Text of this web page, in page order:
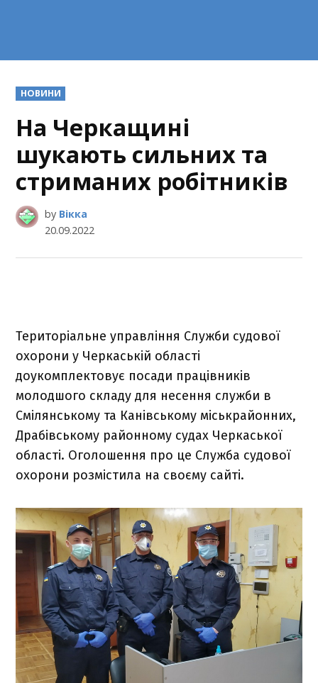
POSTED
IN
НОВИНИ
На Черкащині
шукають сильних та
стриманих робітників
by Вікка
20.09.2022
Територіальне управління Служби судової
охорони у Черкаській області
доукомплектовує посади працівників
молодшого складу для несення служби в
Смілянському та Канівському міськрайонних,
Драбівському районному судах Черкаської
області. Оголошення про це Служба судової
охорони розмістила на своєму сайті.